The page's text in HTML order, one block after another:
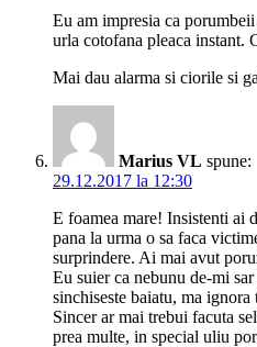
Eu am impresia ca
urla cotofana pleaca instant.
Mai dau alarma si ciorile si
Marius VL spune:
29.12.2017 la 12:30
E foamea mare! Insistenti ai
pana la urma o sa faca
surprindere. Ai mai avut
Eu suier ca nebunu de-mi
sinchiseste baiatu, ma ignora
Sincer ar mai trebui facuta
prea multe, in special uliu